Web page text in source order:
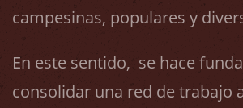
campesinas, populares y
En este sentido, se hace
consolidar una red de trabajo